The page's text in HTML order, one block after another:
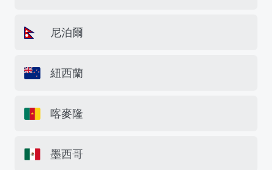
尼泊爾
紐西蘭
喀麥隆
墨西哥